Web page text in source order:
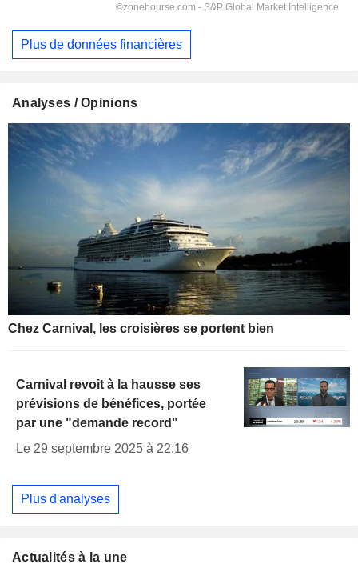
Plus de données financières
Analyses / Opinions
Chez Carnival, les croisières se portent bien
Carnival revoit à la hausse ses
prévisions de bénéfices, portée
par une "demande record"
Le 29 septembre 2025 à 22:16
Plus d'analyses
Actualités à la une